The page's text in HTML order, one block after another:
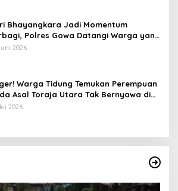
Bhayangkara Jadi Momentum
Polres Gowa Datangi Warga yang
2026
Warga Tidung Temukan Perempuan
Asal Toraja Utara Tak Bernyawa di
Kos
2026